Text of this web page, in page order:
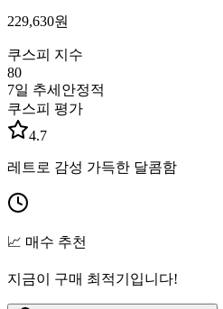
229,630원
쿠스피 지수
80
7일 추세 안정적
쿠스피 평가
4.7
레트로 감성 가득한 달콤함
📈 매수 추천
지금이 구매 최적기입니다!